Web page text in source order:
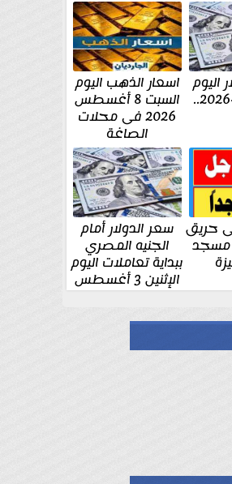
اليوم اسعار الذهب اليوم
السبت 8 أغسطس
2026 فى محلات
الصاغة
حريق
مسجد
سعر الدولار أمام
الجنيه المصري
ببداية تعاملات اليوم
الإثنين 3 أغسطس